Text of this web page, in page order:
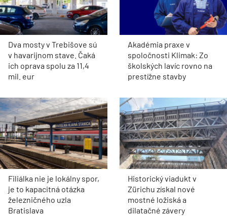
Dva mosty v Trebišove sú
v havarijnom stave. Čaká
ich oprava spolu za 11,4
mil. eur
Akadémia praxe v
spoločnosti Klimak: Zo
školských lavíc rovno na
prestížne stavby
Filiálka nie je lokálny spor,
je to kapacitná otázka
železničného uzla
Bratislava
Historický viadukt v
Zürichu získal nové
mostné ložiská a
dilatačné závery